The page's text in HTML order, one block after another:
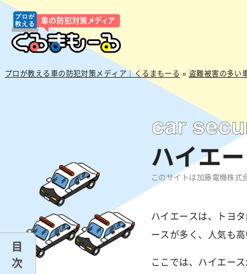
目
次
プロが教える車の防犯対策メディア｜くるまもーる » 盗難被害の多い
ハイエ
このサイトは加藤電機株式
ハイエースは、トヨ
ースが多く、人気も
ここでは、ハイエー